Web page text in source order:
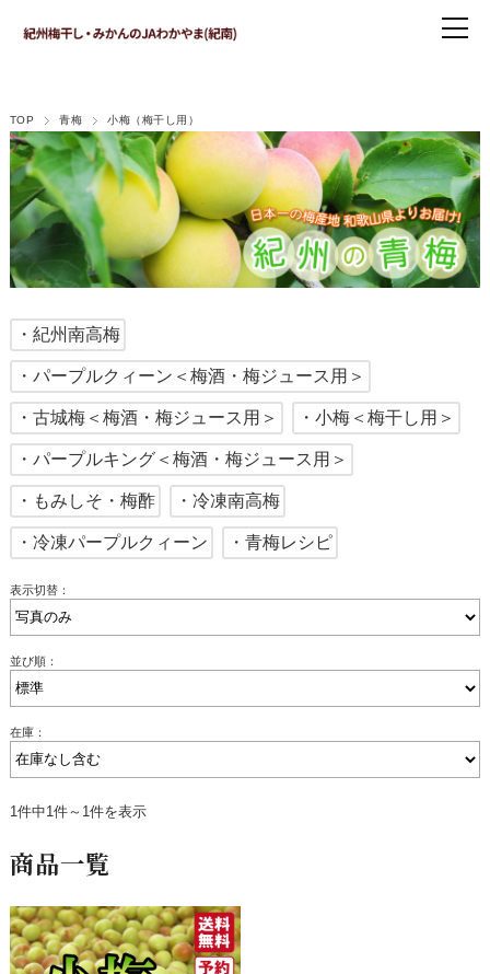
TOP 青梅 小梅（梅干し用）
・紀州南高梅
・パープルクィーン＜梅酒・梅ジュース用＞
・古城梅＜梅酒・梅ジュース用＞ ・小梅＜梅干し用＞
・パープルキング＜梅酒・梅ジュース用＞
・もみしそ・梅酢 ・冷凍南高梅
・冷凍パープルクィーン ・青梅レシピ
表示切替：
並び順：
在庫：
1件中1件～1件を表示
商品一覧